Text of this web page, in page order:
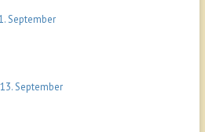
September
13.September